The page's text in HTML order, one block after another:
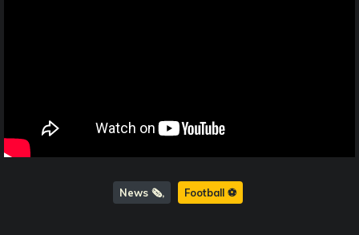
News 🗞️ Football ⚽️